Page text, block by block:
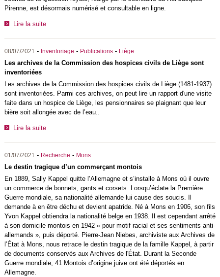
Pirenne, est désormais numérisé et consultable en ligne.
Lire la suite
08/07/2021 - Inventoriage - Publications- Liège
Les archives de la Commission des hospices civils de Liège sont
inventoriées
Les archives de la Commission des hospices civils de Liège (1481-1937)
sont inventoriées. Parmi ces archives, on peut lire un rapport d'une visite
faite dans un hospice de Liège, les pensionnaires se plaignant que leur
bière soit allongée avec de l’eau..
Lire la suite
01/07/2021 - Recherche - Mons
Le destin tragique d’un commerçant montois
En 1889, Sally Kappel quitte l’Allemagne et s’installe à Mons où il ouvre
un commerce de bonnets, gants et corsets. Lorsqu’éclate la Première
Guerre mondiale, sa nationalité allemande lui cause des soucis. Il
demande à en être déchu et devient apatride. Né à Mons en 1906, son fils
Yvon Kappel obtiendra la nationalité belge en 1938. Il est cependant arrêté
à son domicile montois en 1942 « pour motif racial et ses sentiments anti-
allemands », puis déporté. Pierre-Jean Niebes, archiviste aux Archives de
l’État à Mons, nous retrace le destin tragique de la famille Kappel, à partir
de documents conservés aux Archives de l'État. Durant la Seconde
Guerre mondiale, 41 Montois d’origine juive ont été déportés en
Allemagne.